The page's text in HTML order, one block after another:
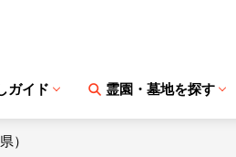
ガイド 霊園・墓地を探す
）